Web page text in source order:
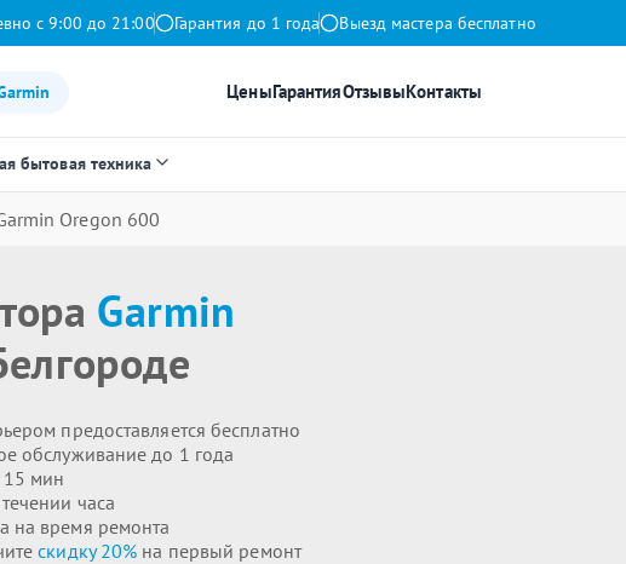
с 9:00 до 21:00 Гарантия до 1 года Выезд мастера бесплатно
ЦеныГарантияОтзывыКонтакты
бытовая техника
Oregon 600
Garmin
предоставляется бесплатно
обслуживание до 1 года
15 мин
часа
на время ремонта
скидку 20% на первый ремонт